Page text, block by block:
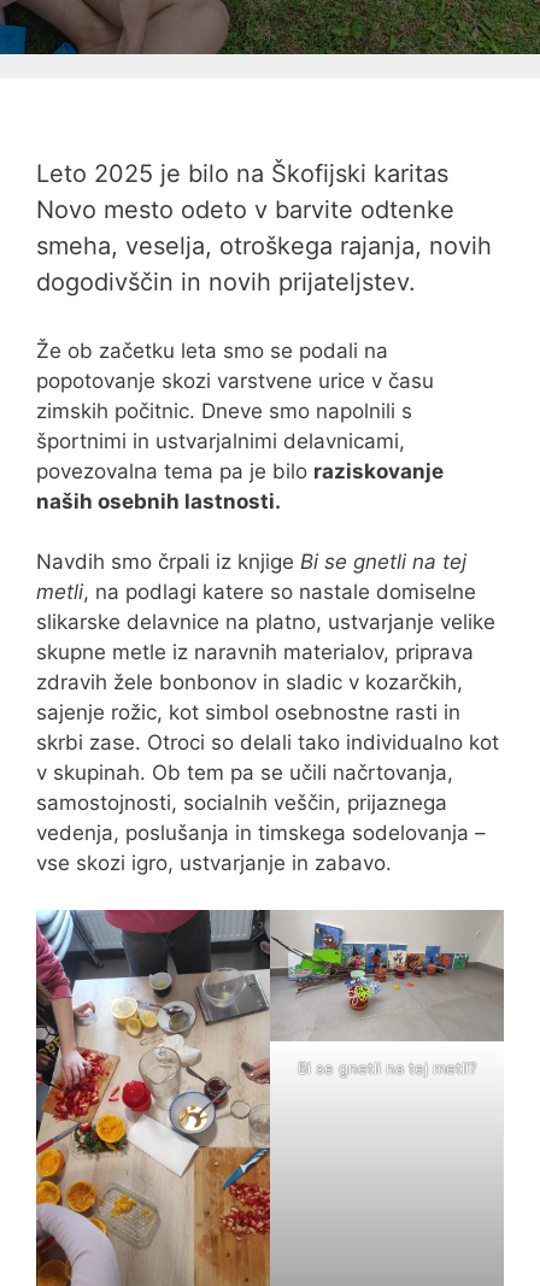
Leto 2025 je bilo na Škofijski karitas
Novo mesto odeto v barvite odtenke
smeha, veselja, otroškega rajanja, novih
dogodivščin in novih prijateljstev.
Že ob začetku leta smo se podali na
popotovanje skozi varstvene urice v času
zimskih počitnic. Dneve smo napolnili s
športnimi in ustvarjalnimi delavnicami,
povezovalna tema pa je bilo raziskovanje
naših osebnih lastnosti.
Navdih smo črpali iz knjige Bi se gnetli na tej
metli, na podlagi katere so nastale domiselne
slikarske delavnice na platno, ustvarjanje velike
skupne metle iz naravnih materialov, priprava
zdravih žele bonbonov in sladic v kozarčkih,
sajenje rožic, kot simbol osebnostne rasti in
skrbi zase. Otroci so delali tako individualno kot
v skupinah. Ob tem pa se učili načrtovanja,
samostojnosti, socialnih veščin, prijaznega
vedenja, poslušanja in timskega sodelovanja –
vse skozi igro, ustvarjanje in zabavo.
Bi se gnetli na tej metli?